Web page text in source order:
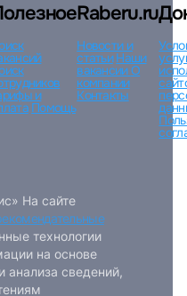
и
Помощь
Raberu.ru
Новости и
статьи Наши
вакансииО
компании
Контакты
На сайте
технологии
на основе
анализа сведений,